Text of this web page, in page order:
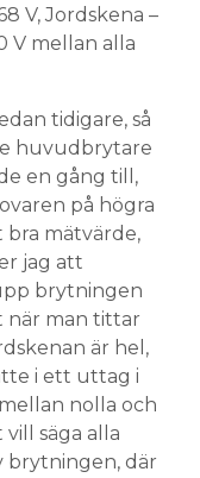
V, Jordskena –
V mellan alla
tidigare, så
huvudbrytare
en gång till,
på högra
mätvärde,
jag att
brytningen
när man tittar
är hel,
i ett uttag i
nolla och
säga alla
brytningen, där